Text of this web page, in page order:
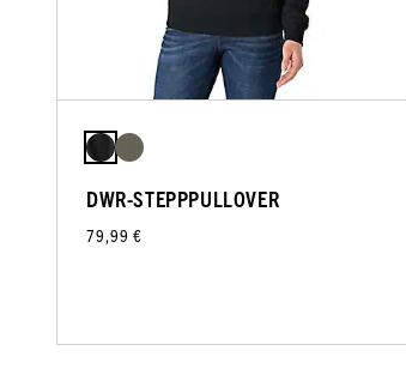
DWR-STEPPPULLOVER
79,99 €